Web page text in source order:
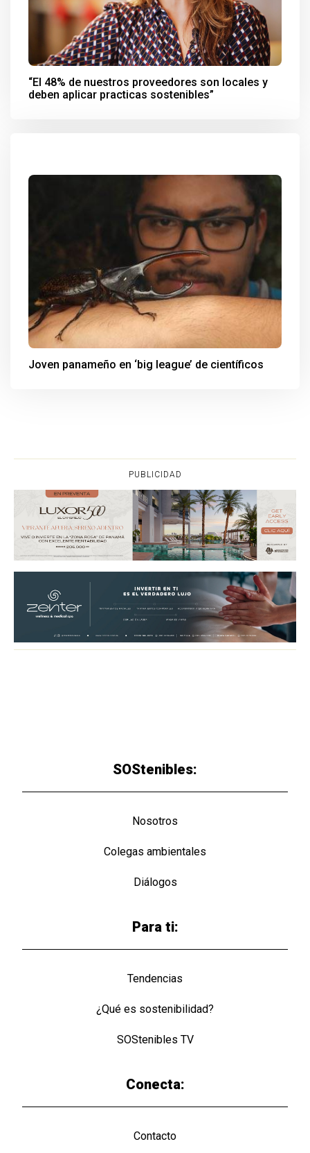
“El 48% de nuestros proveedores son locales y
deben aplicar practicas sostenibles”
Joven panameño en ‘big league’ de científicos
PUBLICIDAD
SOStenibles:
Nosotros
Colegas ambientales
Diálogos
Para ti:
Tendencias
¿Qué es sostenibilidad?
SOStenibles TV
Conecta:
Contacto